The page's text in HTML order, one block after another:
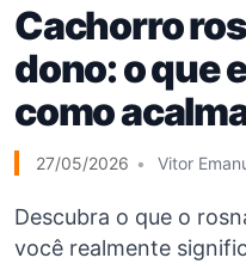
Cachorro
dono: o que
como
27/05/2026 Vitor
Descubra o que o
você realmente